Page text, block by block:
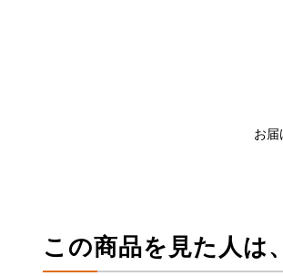
お届
この商品を見た人は